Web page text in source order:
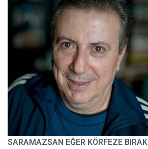
SARAMAZSAN EĞER KÖRFEZE BIRAK